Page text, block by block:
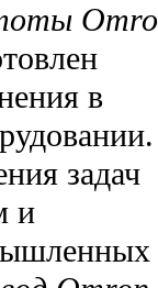
в
задач
и